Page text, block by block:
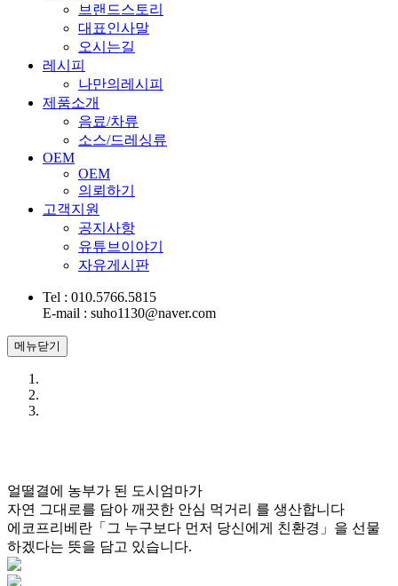
브랜드스토리
대표인사말
오시는길
레시피
나만의레시피
제품소개
음료/차류
소스/드레싱류
OEM
OEM
의뢰하기
고객지원
공지사항
유튜브이야기
자유게시판
Tel : 010.5766.5815
E-mail : suho1130@naver.com
메뉴닫기
얼떨결에 농부가 된 도시엄마가
자연 그대로를 담아 깨끗한 안심 먹거리 를 생산합니다
에코프리베란「그 누구보다 먼저 당신에게 친환경」을 선물
하겠다는 뜻을 담고 있습니다.